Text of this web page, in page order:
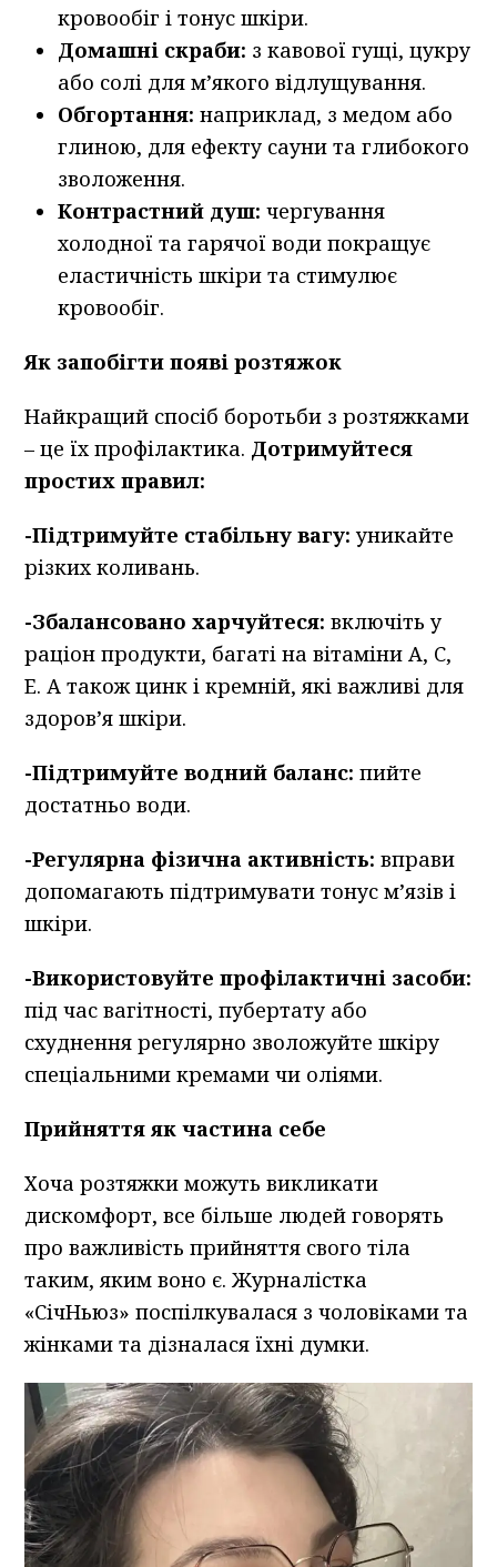
кровообіг і тонус шкіри.
Домашні скраби: з кавової гущі, цукру
або солі для м’якого відлущування.
Обгортання:наприклад, з медом або
глиною, для ефекту сауни та глибокого
зволоження.
Контрастний душ:чергування
холодної та гарячої води покращує
еластичність шкіри та стимулює
кровообіг.
Як запобігти появі розтяжок
Найкращий спосіб боротьби з розтяжками
– це їх профілактика. Дотримуйтеся
простих правил:
-Підтримуйте стабільну вагу:уникайте
різких коливань.
-Збалансовано харчуйтеся:включіть у
раціон продукти, багаті на вітаміни A, C,
E. А також цинк і кремній, які важливі для
здоров’я шкіри.
-Підтримуйте водний баланс:пийте
достатньо води.
-Регулярна фізична активність:вправи
допомагають підтримувати тонус м’язів і
шкіри.
-Використовуйте профілактичні засоби:
під час вагітності, пубертату або
схуднення регулярно зволожуйте шкіру
спеціальними кремами чи оліями.
Прийняття як частина себе
Хоча розтяжки можуть викликати
дискомфорт, все більше людей говорять
про важливість прийняття свого тіла
таким, яким воно є. Журналістка
«СічНьюз» поспілкувалася з чоловіками та
жінками та дізналася їхні думки.